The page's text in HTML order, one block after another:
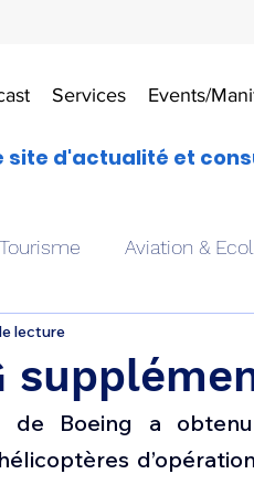
Services Events/
site d'actualité et
Aviation &
aériens
& pilotage Avion
lecture
de Boeing a